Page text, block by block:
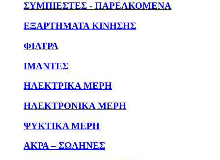
ΣΥΜΠΙΕΣΤΕΣ - ΠΑΡΕΛΚΟΜΕΝΑ
ΕΞΑΡΤΗΜΑΤΑ ΚΙΝΗΣΗΣ
ΦΙΛΤΡΑ
ΙΜΑΝΤΕΣ
ΗΛΕΚΤΡΙΚΑ ΜΕΡΗ
ΗΛΕΚΤΡΟΝΙΚΑ ΜΕΡΗ
ΨΥΚΤΙΚΑ ΜΕΡΗ
ΑΚΡΑ – ΣΩΛΗΝΕΣ